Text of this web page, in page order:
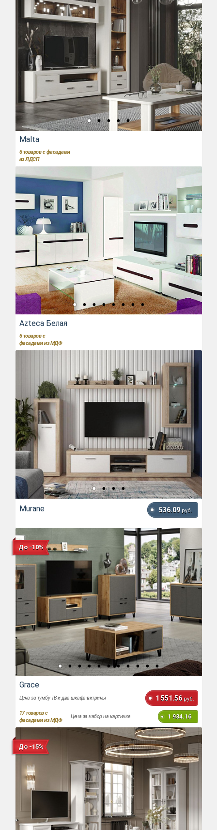
Malta
6 товаров с фасадами
из ЛДСП
Azteca Белая
6 товаров с
фасадами из МДФ
Murane 536.09 руб.
До -10%
Grace
Цена за тумбу ТВ и два шкафа-витрины 1 551.56 руб.
17товаров с
фасадами из МДФ
Цена за набор на картинке 1 934.16
До -15%